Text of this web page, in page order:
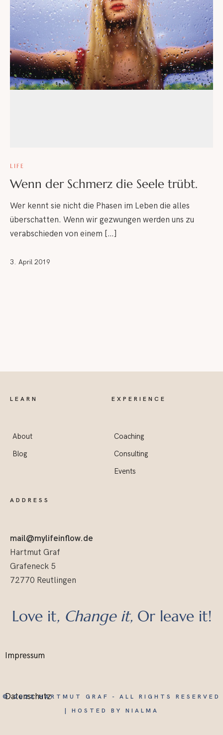
LIFE
Wenn der Schmerz die Seele trübt.
Wer kennt sie nicht die Phasen im Leben die alles
überschatten. Wenn wir gezwungen werden uns zu
verabschieden von einem […]
3. April 2019
LEARN
About
Blog
EXPERIENCE
Coaching
Consulting
Events
ADDRESS
mail@mylifeinflow.de
Hartmut Graf
Grafeneck 5
72770 Reutlingen
Love it, Change it, Or leave it!
Impressum
Datenschutz
© 2023 HARTMUT GRAF - ALL RIGHTS RESERVED
| HOSTED BY NIALMA